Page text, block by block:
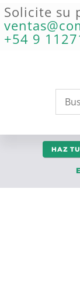
Solicite su
+54 9
HAZ